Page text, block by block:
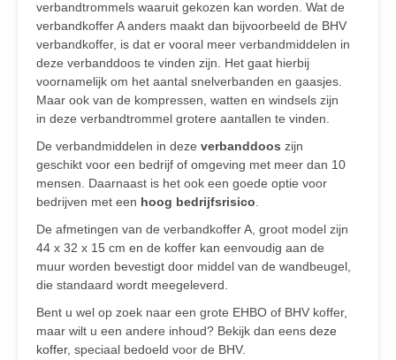
verbandtrommels waaruit gekozen kan worden. Wat de
verbandkoffer A anders maakt dan bijvoorbeeld de BHV
verbandkoffer, is dat er vooral meer verbandmiddelen in
deze verbanddoos te vinden zijn. Het gaat hierbij
voornamelijk om het aantal snelverbanden en gaasjes.
Maar ook van de kompressen, watten en windsels zijn
in deze verbandtrommel grotere aantallen te vinden.
De verbandmiddelen in deze verbanddoos zijn
geschikt voor een bedrijf of omgeving met meer dan 10
mensen. Daarnaast is het ook een goede optie voor
bedrijven met een hoog bedrijfsrisico
De afmetingen van de verbandkoffer A, groot model zijn
44 x 32 x 15 cm en de koffer kan eenvoudig aan de
muur worden bevestigt door middel van de wandbeugel,
die standaard wordt meegeleverd.
Bent u wel op zoek naar een grote EHBO of BHV koffer,
maar wilt u een andere inhoud? Bekijk dan eens deze
koffer, speciaal bedoeld voor de BHV.